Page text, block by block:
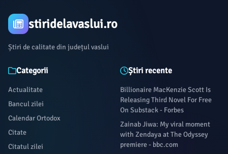
stiridelavaslui.ro
Știri de calitate din județul vaslui
Categorii
Actualitate
Bancul zilei
Calendar Ortodox
Citate
Citatul zilei
Știri recente
Billionaire MacKenzie Scott Is
Releasing Third Novel For Free
On Substack - Forbes
Zainab Jiwa: My viral moment
with Zendaya at The Odyssey
premiere - bbc.com